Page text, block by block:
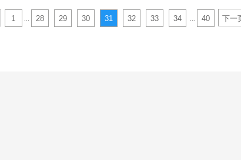
1 28 29 30 31 32 33 34 40 下一